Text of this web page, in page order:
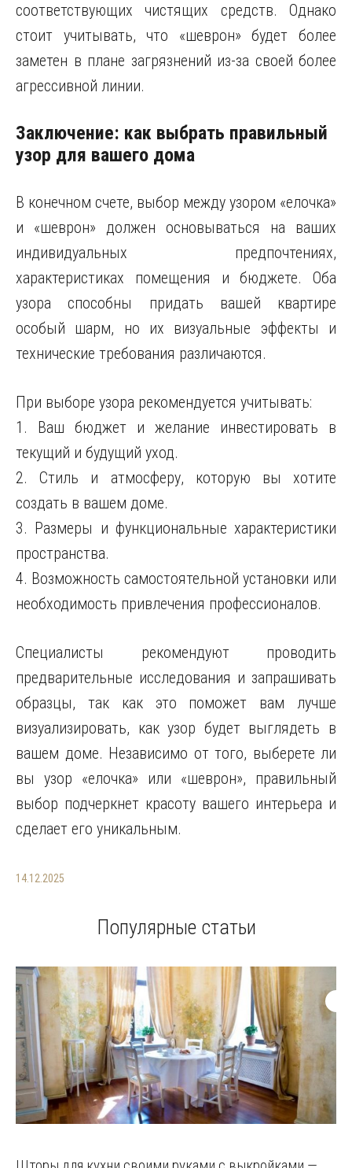
соответствующих чистящих средств. Однако
стоит учитывать, что «шеврон» будет более
заметен в плане загрязнений из-за своей более
агрессивной линии.
Заключение: как выбрать правильный
узор для вашего дома
В конечном счете, выбор между узором «елочка»
и «шеврон» должен основываться на ваших
индивидуальных предпочтениях,
характеристиках помещения и бюджете. Оба
узора способны придать вашей квартире
особый шарм, но их визуальные эффекты и
технические требования различаются.
При выборе узора рекомендуется учитывать:
1. Ваш бюджет и желание инвестировать в
текущий и будущий уход.
2. Стиль и атмосферу, которую вы хотите
создать в вашем доме.
3. Размеры и функциональные характеристики
пространства.
4. Возможность самостоятельной установки или
необходимость привлечения профессионалов.
Специалисты рекомендуют проводить
предварительные исследования и запрашивать
образцы, так как это поможет вам лучше
визуализировать, как узор будет выглядеть в
вашем доме. Независимо от того, выберете ли
вы узор «елочка» или «шеврон», правильный
выбор подчеркнет красоту вашего интерьера и
сделает его уникальным.
14.12.2025
Популярные статьи